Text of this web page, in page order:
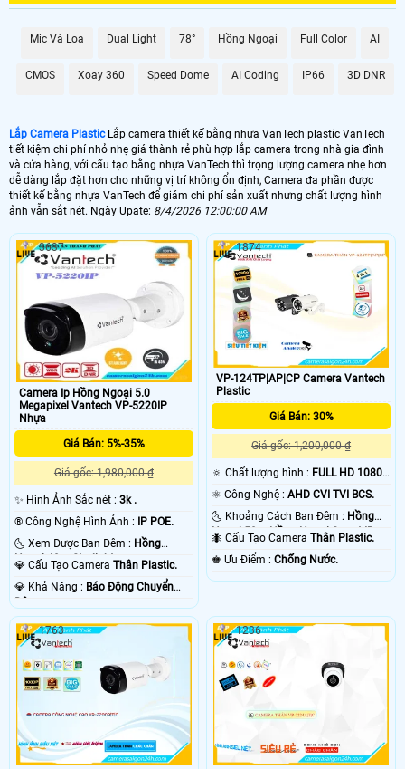
Mic Và Loa Dual Light 78° Hồng Ngoại Full Color AI
CMOS Xoay 360 Speed Dome AI Coding IP66 3D DNR
Lắp Camera PlasticLắp camera thiết kế bằng nhựa VanTech plastic VanTech
tiết kiệm chi phí nhỏ nhẹ giá thành rẻ phù hợp lắp camera trong nhà gia đình
và cửa hàng, với cấu tạo bằng nhựa VanTech thì trọng lượng camera nhẹ hơn
dễ dàng lắp đặt hơn cho những vị trí không ổn định, Camera đa phần được
thiết kế bằng nhựa VanTech để giám chi phí sản xuất nhưng chất lượng hình
ảnh vẫn sắt nét. Ngày Upate: 8/4/2026 12:00:00 AM
Camera Ip Hồng Ngoại 5.0
Megapixel Vantech VP-5220IP
Nhựa
Giá Bán: 5%-35%
Giá gốc: 1,980,000 ₫
✨ Hình Ảnh Sắc nét : 3k .
®️ Công Nghệ Hình Ảnh :
IP POE.
🌜 Xem Được Ban Đêm : Hồng
Ngoại 40m Starlight.
💎 Cấu Tạo Camera Thân Plastic.
️💎 Khả Năng : Báo Động Chuyển
3637
VP-124TP|AP|CP Camera Vantech
Plastic
Giá Bán: 30%
Giá gốc: 1,200,000 ₫
🔅 Chất lượng hình : FULL HD 1080P
⚛️ Công Nghệ :AHD CVI TVI BCS.
🌜 Khoảng Cách Ban Đêm : Hồng
Ngoại 50m Hồng Ngoại Smart IR.
🐜 Cấu Tạo CameraThân Plastic.
️♚ Ưu Điểm :Chống Nước.
1874
1763 1236